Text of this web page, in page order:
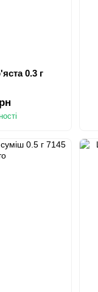
0.3 г